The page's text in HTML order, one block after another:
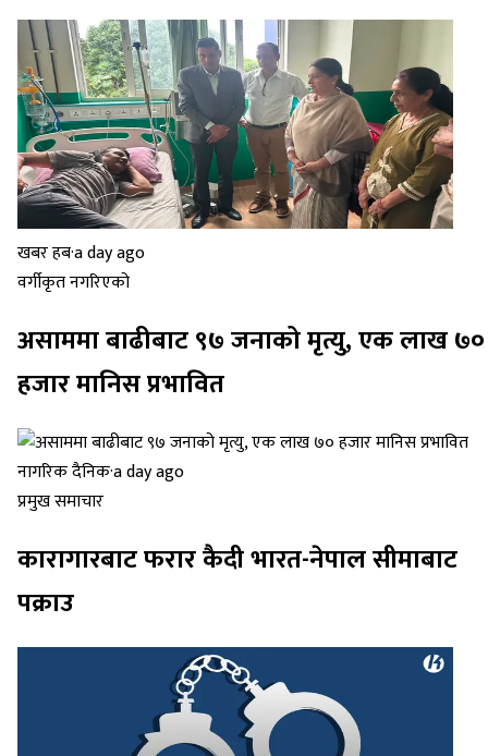
खबर हब·a day ago
वर्गीकृत नगरिएको
असाममा बाढीबाट ९७ जनाको मृत्यु, एक लाख ७०
हजार मानिस प्रभावित
नागरिक दैनिक·a day ago
प्रमुख समाचार
कारागारबाट फरार कैदी भारत-नेपाल सीमाबाट
पक्राउ